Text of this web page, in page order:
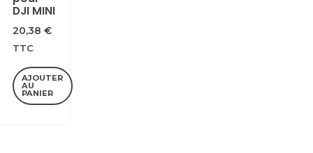
DJI MINI
20,38 €
TTC
AJOUTER
AU
PANIER